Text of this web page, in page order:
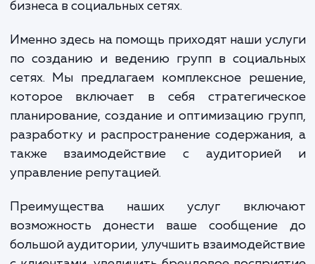
релевантное содержание? Как
подписчиков в покупателей? Это
которые часто возникают у бизнесменов,
они решают заняться продвижением
бизнеса в социальных сетях.
Именно здесь на помощь приходят наши
по созданию и ведению групп в
сетях. Мы предлагаем комплексное
которое включает в себя
планирование, создание и оптимизацию
разработку и распространение